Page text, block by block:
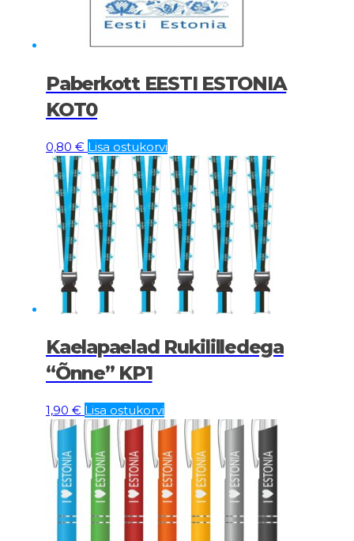
Paberkott EESTI ESTONIA
KOT0
0,80 € Lisa ostukorvi
Kaelapaelad Rukililledega
“Õnne” KP1
1,90 € Lisa ostukorvi